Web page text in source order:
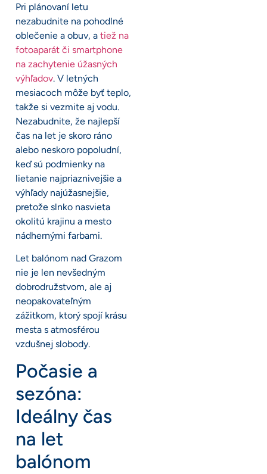
Pri plánovaní letu
nezabudnite na pohodlné
oblečenie a obuv, a tiež na
fotoaparát či smartphone
na zachytenie úžasných
výhľadov. V letných
mesiacoch môže byť teplo,
takže si vezmite aj vodu.
Nezabudnite, že najlepší
čas na let je skoro ráno
alebo neskoro popoludní,
keď sú podmienky na
lietanie najpriaznivejšie a
výhľady najúžasnejšie,
pretože slnko nasvieta
okolitú krajinu a mesto
nádhernými farbami.
Let balónom nad Grazom
nie je len nevšedným
dobrodružstvom, ale aj
neopakovateľným
zážitkom, ktorý spojí krásu
mesta s atmosférou
vzdušnej slobody.
Počasie a
sezóna:
Ideálny čas
na let
balónom